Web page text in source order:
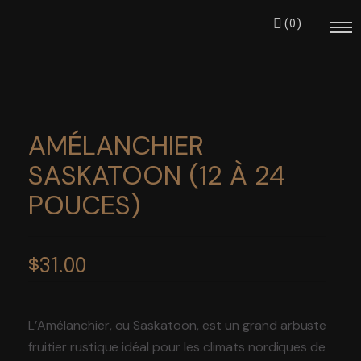
(0)
Nos projets
AMÉLANCHIER
SASKATOON (12 À 24
POUCES)
$31.00
L’Amélanchier, ou Saskatoon, est un grand arbuste
fruitier rustique idéal pour les climats nordiques de